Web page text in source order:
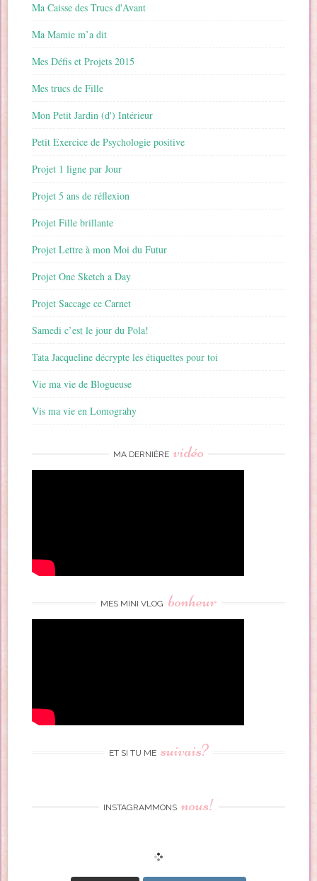
Ma Caisse des Trucs d'Avant
Ma Mamie m’a dit
Mes Défis et Projets 2015
Mes trucs de Fille
Mon Petit Jardin (d') Intérieur
Petit Exercice de Psychologie positive
Projet 1 ligne par Jour
Projet 5 ans de réflexion
Projet Fille brillante
Projet Lettre à mon Moi du Futur
Projet One Sketch a Day
Projet Saccage ce Carnet
Samedi c’est le jour du Pola!
Tata Jacqueline décrypte les étiquettes pour toi
Vie ma vie de Blogueuse
Vis ma vie en Lomograhy
MA DERNIÈRE vidéo
MES MINI VLOG bonheur
ET SI TU ME suivais?
INSTAGRAMMONS nous!